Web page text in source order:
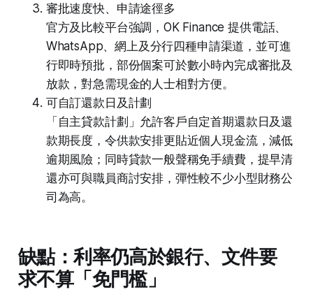
審批速度快、申請途徑多
官方及比較平台強調，OK Finance 提供電話、
WhatsApp、網上及分行四種申請渠道，並可進
行即時預批，部份個案可於數小時內完成審批及
放款，對急需現金的人士相對方便。
可自訂還款日及計劃
「自主貸款計劃」允許客戶自定首期還款日及還
款期長度，令供款安排更貼近個人現金流，減低
逾期風險；同時貸款一般聲稱免手續費，提早清
還亦可與職員商討安排，彈性較不少小型財務公
司為高。
缺點：利率仍高於銀行、文件要
求不算「免門檻」